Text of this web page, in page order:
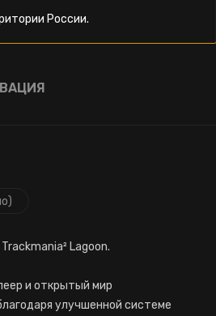
России.
Lagoon.
и открытый мир
улучшенной системе